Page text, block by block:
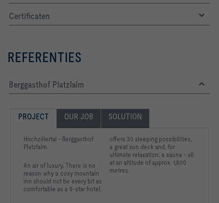
Certificaten
REFERENTIES
Berggasthof Platzlalm
PROJECT OUR JOB SOLUTION
Hochzillertal – Berggasthof
Platzlalm
An air of luxury. There is no
reason why a cosy mountain
inn should not be every bit as
comfortable as a 5-star hotel.
offers 30 sleeping possibilities,
a great sun deck and, for
ultimate relaxation: a sauna – all
at an altitude of approx. 1,800
metres.